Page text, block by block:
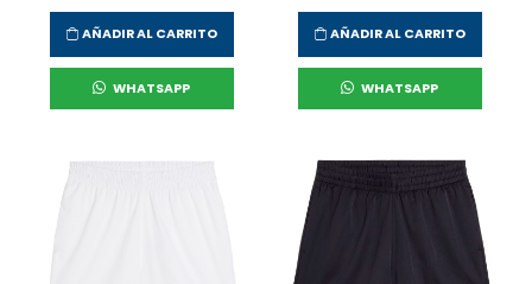
AÑADIR AL CARRITO
WHATSAPP
AÑADIR AL CARRITO
WHATSAPP